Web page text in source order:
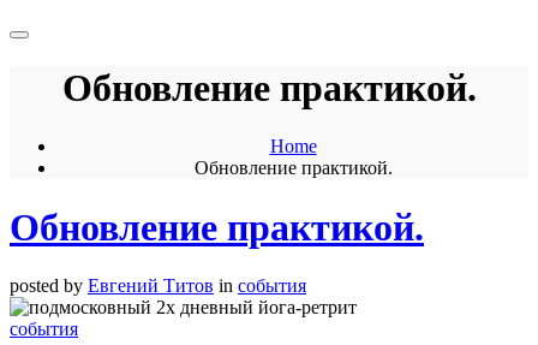
Обновление практикой.
Home
Обновление практикой.
Обновление практикой.
posted by Евгений Титов in события
события